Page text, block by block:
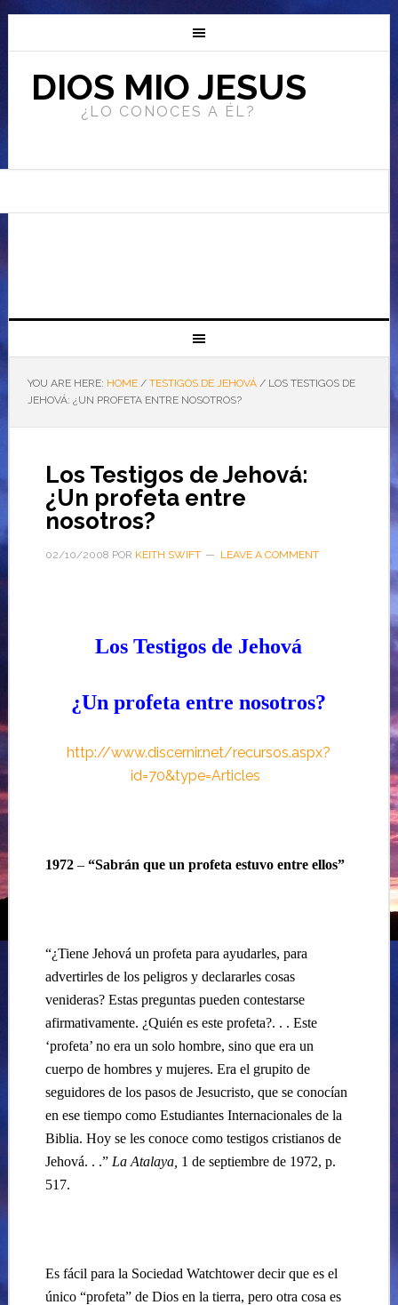
DIOS MIO JESUS
¿LO CONOCES A ÉL?
YOU ARE HERE: HOME / TESTIGOS DE JEHOVÁ /LOS TESTIGOS DE
JEHOVÁ: ¿UN PROFETA ENTRE NOSOTROS?
Los Testigos de Jehová:
¿Un profeta entre
nosotros?
02/10/2008 POR KEITH SWIFT LEAVE A COMMENT
Los Testigos de Jehová
¿Un profeta entre nosotros?
http://www.discernir.net/recursos.aspx?
id=70&type=Articles
1972 – “Sabrán que un profeta estuvo entre ellos”
“¿Tiene Jehová un profeta para ayudarles, para
advertirles de los peligros y declararles cosas
venideras? Estas preguntas pueden contestarse
afirmativamente. ¿Quién es este profeta?. . . Este
‘profeta’ no era un solo hombre, sino que era un
cuerpo de hombres y mujeres. Era el grupito de
seguidores de los pasos de Jesucristo, que se conocían
en ese tiempo como Estudiantes Internacionales de la
Biblia. Hoy se les conoce como testigos cristianos de
Jehová. . .” La Atalaya, 1 de septiembre de 1972, p.
517.
Es fácil para la Sociedad Watchtower decir que es el
único “profeta” de Dios en la tierra, pero otra cosa es